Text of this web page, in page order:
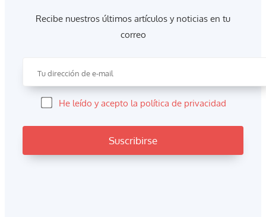
Recibe nuestros últimos artículos y noticias en tu
correo
He leído y acepto la política de privacidad